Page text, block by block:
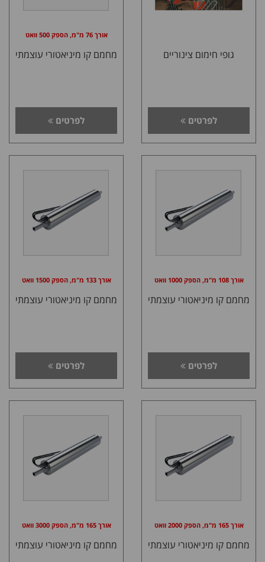
גופי חימום צינוריים
לפרטים
אורך 76 מ"מ, הספק 500 וואט
מחמם קו מיניאטורי עוצמתי
לפרטים
אורך 108 מ"מ, הספק 1000 וואט
מחמם קו מיניאטורי עוצמתי
לפרטים
אורך 133 מ"מ, הספק 1500 וואט
מחמם קו מיניאטורי עוצמתי
לפרטים
אורך 165 מ"מ, הספק 2000 וואט
מחמם קו מיניאטורי עוצמתי
אורך 165 מ"מ, הספק 3000 וואט
מחמם קו מיניאטורי עוצמתי